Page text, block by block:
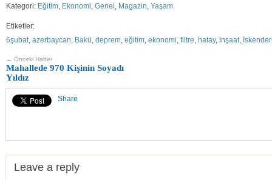
Kategori: Eğitim Ekonomi Genel Magazin Yaşam
Etiketler:
6şubat azerbaycan Bakü deprem eğitim ekonomi filtre hatay, inşaat
← Önceki Haber
Mahallede 970 Kişinin Soyadı
Yıldız
Share
Leave a reply